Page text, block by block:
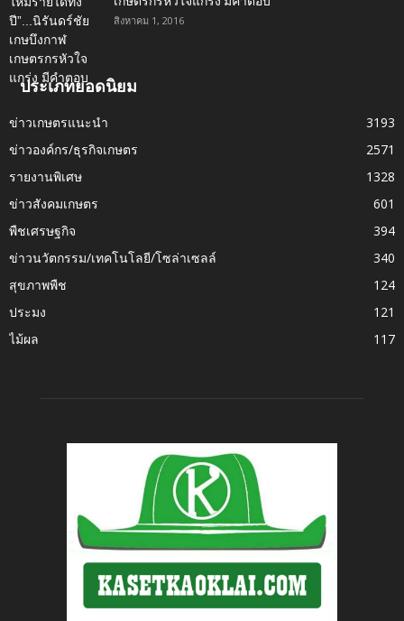
สิงหาคม 1, 2016
ประเภทยอดนิยม
ข่าวเกษตรแนะนำ
3193
ข่าวองค์กร/ธุรกิจเกษตร
2571
รายงานพิเศษ
1328
ข่าวสังคมเกษตร
601
พืชเศรษฐกิจ
394
ข่าวนวัตกรรม/เทคโนโลยี/โซล่าเซลล์
340
สุขภาพพืช
124
ประมง
121
ไม้ผล
117